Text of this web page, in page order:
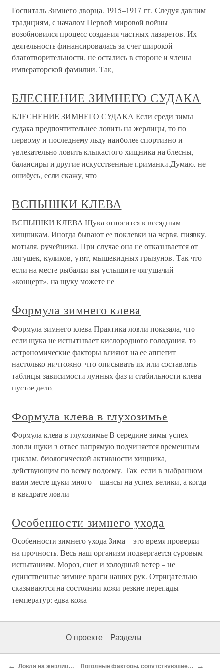
Госпиталь Зимнего дворца. 1915–1917 гг. Следуя давним
традициям, с началом Первой мировой войны
возобновился процесс создания частных лазаретов. Их
деятельность финансировалась за счет широкой
благотворительности, не остались в стороне и члены
императорской фамилии. Так,
БЛЕСНЕНИЕ ЗИМНЕГО СУДАКА
БЛЕСНЕНИЕ ЗИМНЕГО СУДАКА Если среди зимы
судака предпочтительнее ловить на жерлицы, то по
первому и последнему льду наиболее спортивно и
увлекательно ловить клыкастого хищника на блесны,
балансиры и другие искусственные приманки.Думаю, не
ошибусь, если скажу, что
ВСПЫШКИ КЛЕВА
ВСПЫШКИ КЛЕВА Щука относится к всеядным
хищникам. Иногда бывают ее поклевки на червя, пиявку,
мотыля, ручейника. При случае она не отказывается от
лягушек, куликов, утят, мышевидных грызунов. Так что
если на месте рыбалки вы услышите лягушачий
«концерт», на щуку можете не
Формула зимнего клева
Формула зимнего клева Практика ловли показала, что
если щука не испытывает кислородного голодания, то
астрономические факторы влияют на ее аппетит
настолько ничтожно, что описывать их или составлять
таблицы зависимости лунных фаз и стабильности клева –
пустое дело,
Формула клева в глухозимье
Формула клева в глухозимье В середине зимы успех
ловли щуки в отвес напрямую подчиняется временным
циклам, биологической активности хищника,
действующим по всему водоему. Так, если в выбранном
вами месте щуки много – шансы на успех велики, а когда
в квадрате ловли
Особенности зимнего ухода
Особенности зимнего ухода Зима – это время проверки
на прочность. Весь наш организм подвергается суровым
испытаниям. Мороз, снег и холодный ветер – не
единственные зимние враги наших рук. Отрицательно
сказываются на состоянии кожи резкие перепады
температур: едва кожа
О проекте Разделы
← Ловля на жерлицы со льда Погодные факторы, сопутствующие успешной ловле →